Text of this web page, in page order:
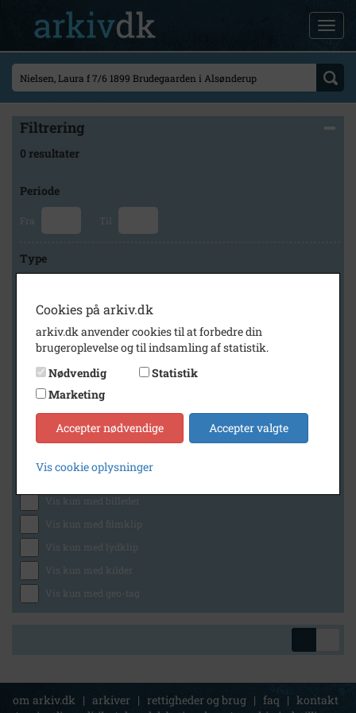
Filtrering
0 resultater
Periode
Fra Til
Type
Arkiv
Lokalarkivet Alsønderup -Tjæreby
Generelt
Vis kun med billeder
Vis kun med filmklip
Vis kun med lydklip
Vis kun med kilder
Vis kun med geo-tag
om arkiv.dk | arkiver | rettigheder og brug | faq | kontakt
Cookies på arkiv.dk
arkiv.dk anvender cookies til at forbedre din
brugeroplevelse og til indsamling af statistik.
Nødvendig
Statistik
Marketing
Accepter nødvendige Accepter valgte
Vis cookie oplysninger